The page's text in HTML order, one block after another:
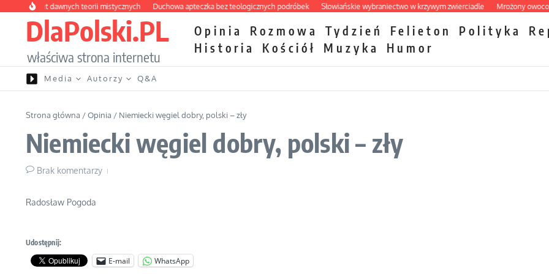
Przejdź do treści
labirynt dawnych teorii mistycznych Duchowa apteczka bez teologicznych podróbek Słowiańskie wybraniectwo w krzywym zwierciadle Mrożony owocowy
DlaPolski.PL
właściwa strona internetu
Opinia Rozmowa Tydzień Felieton Polityka
Historia
Kościół Muzyka Humor
Media Autorzy Q&A
Strona główna /Opinia / Niemiecki węgiel dobry, polski – zły
Niemiecki węgiel dobry, polski – zły
Brak komentarzy
Radosław Pogoda
Udostępnij:
E-mail WhatsApp